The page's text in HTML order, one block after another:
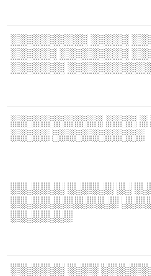
░░░░░░░░░░ ░░░░░
░░░░░░ ░░░░░░░░░
░░░░░░░
░░░░░░░░░░░░ ░░░░
░░░░░ ░░░░░░░░░░░░
░░░░░░░ ░░░░░░ ░░
░░░░░░░░░░░░░░
░░░░░░░░
░░░░░░░ ░░░░